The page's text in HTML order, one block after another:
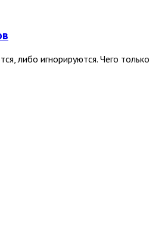
либо игнорируются. Чего только